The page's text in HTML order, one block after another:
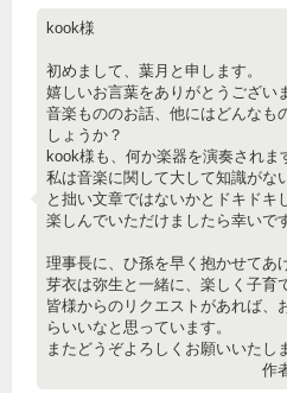
kook様
初めまして、葉月と申します。
嬉しいお言葉をありがとうござい
音楽もののお話、他にはどんなも
しょうか？
kook様も、何か楽器を演奏されま
私は音楽に関して大して知識がな
と拙い文章ではないかとドキドキ
楽しんでいただけましたら幸いで
理事長に、ひ孫を早く抱かせてあ
芽衣は弥生と一緒に、楽しく子育
皆様からのリクエストがあれば、
らいいなと思っています。
またどうぞよろしくお願いいたし
作